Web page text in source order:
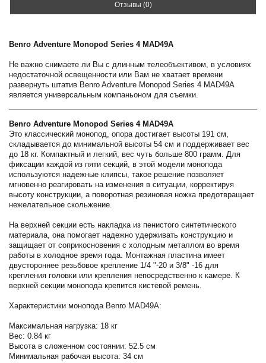
Отзывы (0)
Benro Adventure Monopod Series 4 MAD49A
Не важно снимаете ли Вы с длинным телеобъективом, в условиях
недостаточной освещенности или Вам не хватает времени
развернуть штатив Benro Adventure Monopod Series 4 MAD49A
является универсальным компаньоном для съемки.
Benro Adventure Monopod Series 4 MAD49A
Это классический монопод, опора достигает высоты 191 см,
складывается до минимальной высоты 54 см и поддерживает вес
до 18 кг. Компактный и легкий, вес чуть больше 800 грамм. Для
фиксации каждой из пяти секций, в этой модели монопода
используются надежные клипсы, такое решение позволяет
мгновенно реагировать на изменения в ситуации, корректируя
высоту конструкции, а поворотная резиновая ножка предотвращает
нежелательное скольжение.
На верхней секции есть накладка из пенистого синтетического
материала, она помогает надежно удерживать конструкцию и
защищает от соприкосновения с холодным металлом во время
работы в холодное время года. Монтажная пластина имеет
двустороннее резьбовое крепление 1/4 "-20 и 3/8" -16 для
крепления головки или крепления непосредственно к камере. К
верхней секции монопода крепится кистевой ремень.
Характеристики монопода Benro MAD49A:
Максимальная нагрузка: 18 кг
Вес: 0.84 кг
Высота в сложенном состоянии: 52.5 см
Минимальная рабочая высота: 34 см